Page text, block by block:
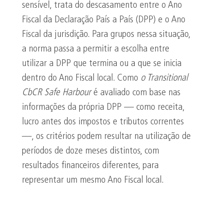
sensível, trata do descasamento entre o Ano
Fiscal da Declaração País a País (DPP) e o Ano
Fiscal da jurisdição. Para grupos nessa situação,
a norma passa a permitir a escolha entre
utilizar a DPP que termina ou a que se inicia
dentro do Ano Fiscal local. Como o Transitional
CbCRSafe Harbouré avaliado com base nas
informações da própria DPP — como receita,
lucro antes dos impostos e tributos correntes
—, os critérios podem resultar na utilização de
períodos de doze meses distintos, com
resultados financeiros diferentes, para
representar um mesmo Ano Fiscal local.